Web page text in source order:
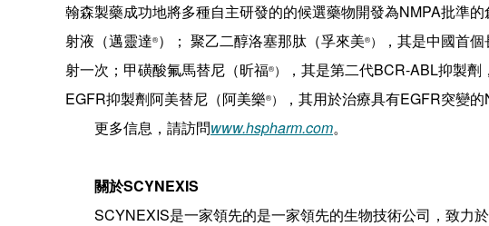
翰森製藥成功地將多種自主研發的的候選藥物開發為NMPA批準
射液（邁靈達®）； 聚乙二醇洛塞那肽（孚來美®）
，其是中國首
射一次；甲磺酸氟馬替尼（昕福®）
，其是第二代BCR-ABL抑製
EGFR抑製劑阿美替尼（阿美樂®）
，其用於治療具有EGFR突變的
更多信息，請訪問www.hspharm.com。
關於SCYNEXIS
SCYNEXIS是一家領先的是一家領先的生物技術公司，致力